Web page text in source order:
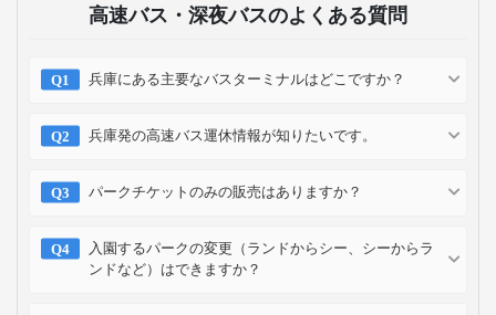
高速バス・深夜バスのよくある質問
兵庫にある主要なバスターミナルはどこですか？
兵庫発の高速バス運休情報が知りたいです。
パークチケットのみの販売はありますか？
入園するパークの変更（ランドからシー、シーからラ
ンドなど）はできますか？